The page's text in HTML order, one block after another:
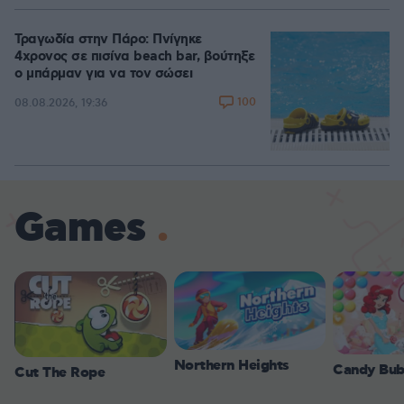
Τραγωδία στην Πάρο: Πνίγηκε
4χρονος σε πισίνα beach bar, βούτηξε
ο μπάρμαν για να τον σώσει
08.08.2026, 19:36 100
Games
Cut The Rope Northern Heights Candy